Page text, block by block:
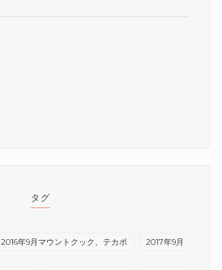
タグ
2016年9月マウントクック、テカポ 2017年9月